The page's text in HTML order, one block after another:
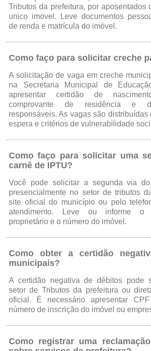
Tributos da prefeitura, por aposentados
unico imovel. Leve documentos
de renda e matrícula do imóvel.
Como faço para solicitar creche
A solicitação de vaga em creche
na Secretaria Municipal de
apresentar certidão de
comprovante de residência e
responsáveis. As vagas são distribuídas
espera e critérios de vulnerabilidade
Como faço para solicitar uma
carnê de IPTU?
Você pode solicitar a segunda via
presencialmente no setor de tributos
site oficial do município ou pelo
atendimento. Leve ou informe o
proprietário e o número do imóvel.
Como obter a certidão
municipais?
A certidão negativa de débitos pode
setor de Tributos da prefeitura ou
oficial. É necessário apresentar
número de inscrição do imóvel ou
Como registrar uma